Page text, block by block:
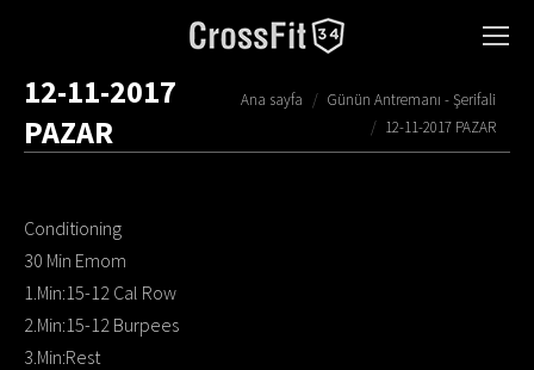
12-11-2017
PAZAR
You are here:
Ana sayfa
Günün Antremanı - Şerifali
12-11-2017 PAZAR
Conditioning
30 Min Emom
1.Min:15-12 Cal Row
2.Min:15-12 Burpees
3.Min:Rest